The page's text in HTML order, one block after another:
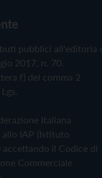
pubblici all'editoria
2017, n. 70.
f) del comma 2
Italiana
IAP (Istituto
il Codice di
Commerciale